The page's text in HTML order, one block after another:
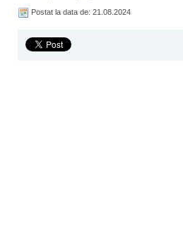
Postat la data de: 21.08.2024